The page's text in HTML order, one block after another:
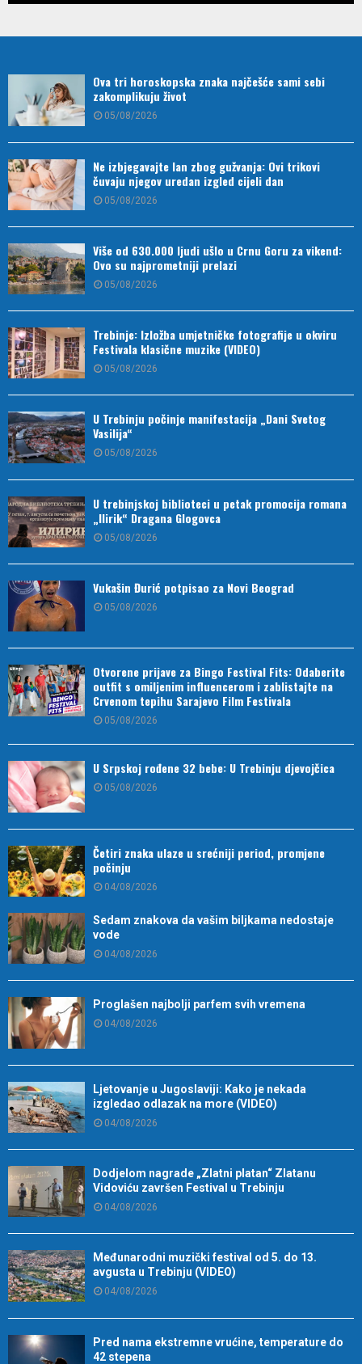
Ova tri horoskopska znaka najčešće sami sebi
zakomplikuju život
05/08/2026
Ne izbjegavajte lan zbog gužvanja: Ovi trikovi
čuvaju njegov uredan izgled cijeli dan
05/08/2026
Više od 630.000 ljudi ušlo u Crnu Goru za vikend:
Ovo su najprometniji prelazi
05/08/2026
Trebinje: Izložba umjetničke fotografije u okviru
Festivala klasične muzike (VIDEO)
05/08/2026
U Trebinju počinje manifestacija „Dani Svetog
Vasilija“
05/08/2026
U trebinjskoj biblioteci u petak promocija romana
„Ilirik“ Dragana Glogovca
05/08/2026
Vukašin Đurić potpisao za Novi Beograd
05/08/2026
Otvorene prijave za Bingo Festival Fits: Odaberite
outfit s omiljenim influencerom i zablistajte na
Crvenom tepihu Sarajevo Film Festivala
05/08/2026
U Srpskoj rođene 32 bebe: U Trebinju djevojčica
05/08/2026
Četiri znaka ulaze u srećniji period, promjene
počinju
04/08/2026
Sedam znakova da vašim biljkama nedostaje
vode
04/08/2026
Proglašen najbolji parfem svih vremena
04/08/2026
Ljetovanje u Jugoslaviji: Kako je nekada
izgledao odlazak na more (VIDEO)
04/08/2026
Dodjelom nagrade „Zlatni platan“ Zlatanu
Vidoviću završen Festival u Trebinju
04/08/2026
Međunarodni muzički festival od 5. do 13.
avgusta u Trebinju (VIDEO)
04/08/2026
Pred nama ekstremne vrućine, temperature do
42 stepena